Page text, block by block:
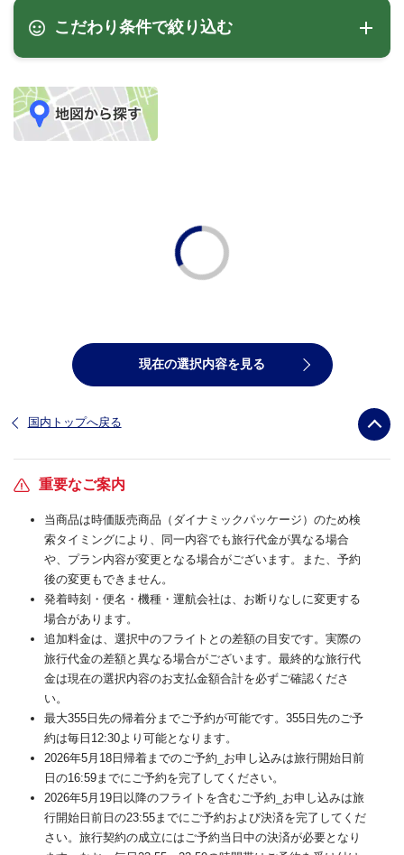
こだわり条件で絞り込む
現在の選択内容を見る
国内トップへ戻る
重要なご案内
当商品は時価販売商品（ダイナミックパッケージ）のため検
索タイミングにより、同一内容でも旅行代金が異なる場合
や、プラン内容が変更となる場合がございます。また、予約
後の変更もできません。
発着時刻・便名・機種・運航会社は、お断りなしに変更する
場合があります。
追加料金は、選択中のフライトとの差額の目安です。実際の
旅行代金の差額と異なる場合がございます。最終的な旅行代
金は現在の選択内容のお支払金額合計を必ずご確認くださ
い。
最大355日先の帰着分までご予約が可能です。355日先のご予
約は毎日12:30より可能となります。
2026年5月18日帰着までのご予約_お申し込みは旅行開始日前
日の16:59までにご予約を完了してください。
2026年5月19日以降のフライトを含むご予約_お申し込みは旅
行開始日前日の23:55までにご予約および決済を完了してくだ
さい。旅行契約の成立にはご予約当日中の決済が必要となり